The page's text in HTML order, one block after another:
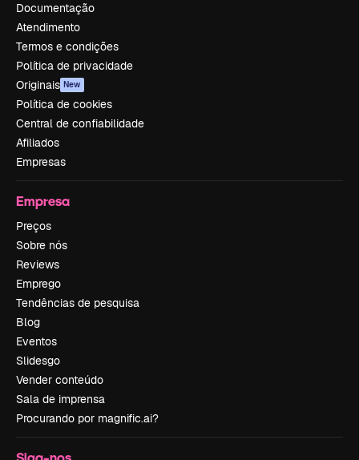
Documentação
Atendimento
Termos e condições
Política de privacidade
Originais New
Política de cookies
Central de confiabilidade
Afiliados
Empresas
Empresa
Preços
Sobre nós
Reviews
Emprego
Tendências de pesquisa
Blog
Eventos
Slidesgo
Vender conteúdo
Sala de imprensa
Procurando por magnific.ai?